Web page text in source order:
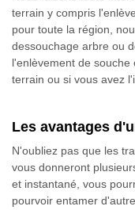
terrain y compris
pour toute la région,
dessouchage arbre ou
l'enlèvement de souche
terrain ou si vous avez
Les avantages
N'oubliez pas que les
vous donneront
et instantané, vous
pourvoir entamer